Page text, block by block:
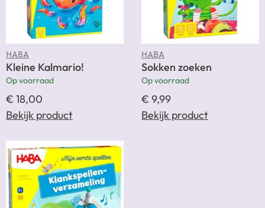
HABA
Kleine Kalmario!
Op voorraad
€ 18,00
Bekijk product
HABA
Sokken zoeken
Op voorraad
€ 9,99
Bekijk product